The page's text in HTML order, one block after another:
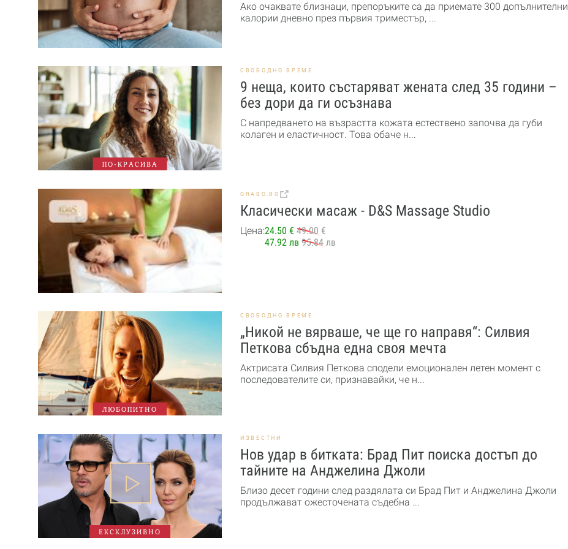
Ако очаквате близнаци, препоръките са да приемате 300 допълнителни
калории дневно през първия триместър, ...
ПО-КРАСИВА
СВОБОДНО ВРЕМЕ
9 неща, които състаряват жената след 35 години –
без дори да ги осъзнава
С напредването на възрастта кожата естествено започва да губи
колаген и еластичност. Това обаче н...
GRABO.BG
Класически масаж - D&S Massage Studio
Цена:24.50 € 49.00 €
47.92 лв 95.84 лв
ЛЮБОПИТНО
СВОБОДНО ВРЕМЕ
„Никой не вярваше, че ще го направя“: Силвия
Петкова сбъдна една своя мечта
Актрисата Силвия Петкова сподели емоционален летен момент с
последователите си, признавайки, че н...
ЕКСКЛУЗИВНО
ИЗВЕСТНИ
Нов удар в битката: Брад Пит поиска достъп до
тайните на Анджелина Джоли
Близо десет години след раздялата си Брад Пит и Анджелина Джоли
продължават ожесточената съдебна ...